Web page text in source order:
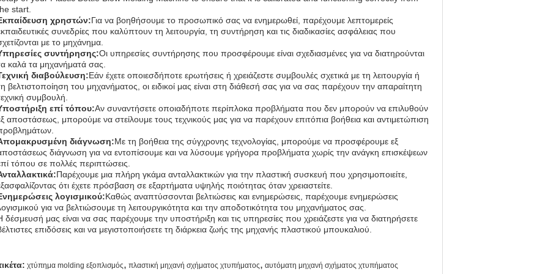
start.
χρηστών:Για να βοηθήσουμε το προσωπικό σας να ενημερωθεί, παρέχουμε λεπτομερείς
συνεδρίες που καλύπτουν τη λειτουργία, τη συντήρηση και τις διαδικασίες ασφάλειας που
με το μηχάνημα.
συντήρησης:Οι υπηρεσίες συντήρησης που προσφέρουμε είναι σχεδιασμένες για να διατηρούνται
καλά τα μηχανήματά σας.
διαβούλευση:Εάν έχετε οποιεσδήποτε ερωτήσεις ή χρειάζεστε συμβουλές σχετικά με τη λειτουργία ή
βελτιστοποίηση του μηχανήματος, οι ειδικοί μας είναι στη διάθεσή σας για να σας παρέχουν την απαραίτητη
συμβουλή.
επί τόπου:Αν συναντήσετε οποιαδήποτε περίπλοκα προβλήματα που δεν μπορούν να επιλυθούν
αποστάσεως, μπορούμε να στείλουμε τους τεχνικούς μας για να παρέχουν επιτόπια βοήθεια και αντιμετώπιση
διάγνωση:Με τη βοήθεια της σύγχρονης τεχνολογίας, μπορούμε να προσφέρουμε εξ
διάγνωση για να εντοπίσουμε και να λύσουμε γρήγορα προβλήματα χωρίς την ανάγκη επισκέψεων
τόπου σε πολλές περιπτώσεις.
Παρέχουμε μια πλήρη γκάμα ανταλλακτικών για την πλαστική συσκευή που χρησιμοποιείτε,
ότι έχετε πρόσβαση σε εξαρτήματα υψηλής ποιότητας όταν χρειαστείτε.
λογισμικού:Καθώς αναπτύσσονται βελτιώσεις και ενημερώσεις, παρέχουμε ενημερώσεις
για να βελτιώσουμε τη λειτουργικότητα και την αποδοτικότητα του μηχανήματος σας.
δέσμευσή μας είναι να σας παρέχουμε την υποστήριξη και τις υπηρεσίες που χρειάζεστε για να διατηρήσετε
επιδόσεις και να μεγιστοποιήσετε τη διάρκεια ζωής της μηχανής πλαστικού μπουκαλιού.
χτύπημα molding εξοπλισμός, πλαστική μηχανή σχήματος χτυπήματος, αυτόματη μηχανή σχήματος χτυπήματος